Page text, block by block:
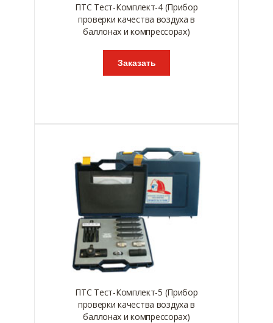
ПТС Тест-Комплект-4 (Прибор
проверки качества воздуха в
баллонах и компрессорах)
Заказать
ПТС Тест-Комплект-5 (Прибор
проверки качества воздуха в
баллонах и компрессорах)